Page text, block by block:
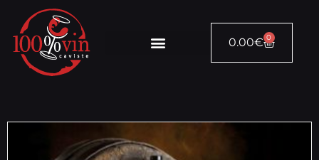
0.00€ 0